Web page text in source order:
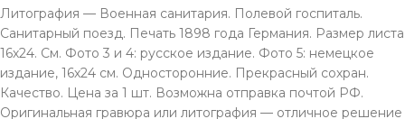
Литография — Военная санитария. Полевой госпиталь.
Санитарный поезд. Печать 1898 года Германия. Размер листа
16х24. См. Фото 3 и 4: русское издание. Фото 5: немецкое
издание, 16х24 см. Односторонние. Прекрасный сохран.
Качество. Цена за 1 шт. Возможна отправка почтой РФ.
Оригинальная гравюра или литография — отличное решение